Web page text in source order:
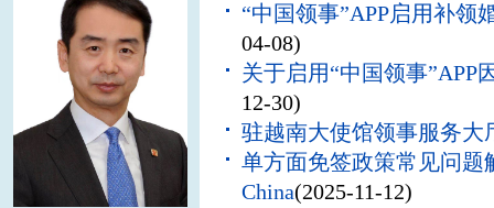
“中国领事”APP启用补领
04-08)
关于启用“中国领事”APP
12-30)
驻越南大使馆领事服务大
单方面免签政策常见问题
China(2025-11-12)